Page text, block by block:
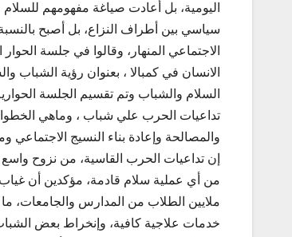
اليومية، بل أعادت صياغة مفهومهم للسلام
سياسي بين أطراف النزاع، بل أصبح بالنسبة
الاجتماعي المنهار، وقالوا في جلسة
السلام والشباب وتم تقسيم الجلسة
تداعيات الحرب علي شباب ، وماهي
والمصالحة وإعادة بناء النسيج الاجتماعي
إن تداعيات الحرب القاسية، من نزوح واسع
من أي عملية سلام قادمة، مؤكدين أن
ملايين الطلاب من المدارس والجامعات،
خدمات علاجية كافية، وإنخراط بعض